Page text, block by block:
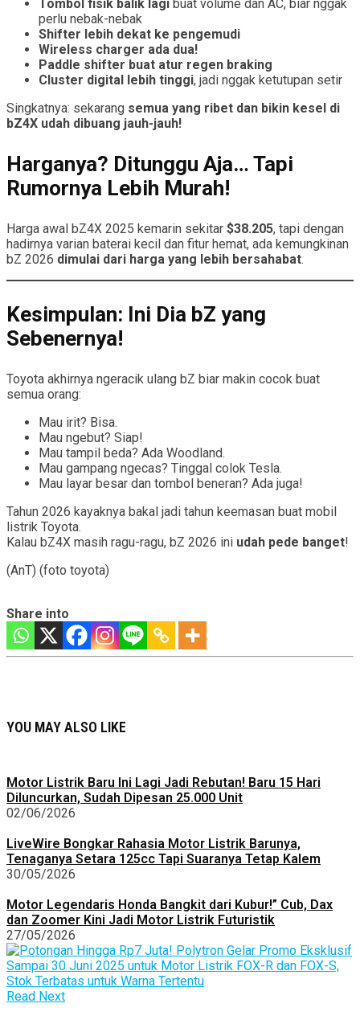
Tombol fisik balik lagi buat volume dan AC, biar nggak
perlu nebak-nebak
Shifter lebih dekat ke pengemudi
Wireless charger ada dua!
Paddle shifter buat atur regen braking
Cluster digital lebih tinggi, jadi nggak ketutupan setir
Singkatnya: sekarang semua yang ribet dan bikin kesel di
bZ4X udah dibuang jauh-jauh!
Harganya? Ditunggu Aja… Tapi
Rumornya Lebih Murah!
Harga awal bZ4X 2025 kemarin sekitar $38.205, tapi dengan
hadirnya varian baterai kecil dan fitur hemat, ada kemungkinan
bZ 2026 dimulai dari harga yang lebih bersahabat.
Kesimpulan: Ini Dia bZ yang
Sebenernya!
Toyota akhirnya ngeracik ulang bZ biar makin cocok buat
semua orang:
Mau irit? Bisa.
Mau ngebut? Siap!
Mau tampil beda? Ada Woodland.
Mau gampang ngecas? Tinggal colok Tesla.
Mau layar besar dan tombol beneran? Ada juga!
Tahun 2026 kayaknya bakal jadi tahun keemasan buat mobil
listrik Toyota.
Kalau bZ4X masih ragu-ragu, bZ 2026 ini udah pede banget!
(AnT) (foto toyota)
Share into
YOU MAY ALSO LIKE
Motor Listrik Baru Ini Lagi Jadi Rebutan! Baru 15 Hari
Diluncurkan, Sudah Dipesan 25.000 Unit
02/06/2026
LiveWire Bongkar Rahasia Motor Listrik Barunya,
Tenaganya Setara 125cc Tapi Suaranya Tetap Kalem
30/05/2026
Motor Legendaris Honda Bangkit dari Kubur!” Cub, Dax
dan Zoomer Kini Jadi Motor Listrik Futuristik
27/05/2026
Read Next